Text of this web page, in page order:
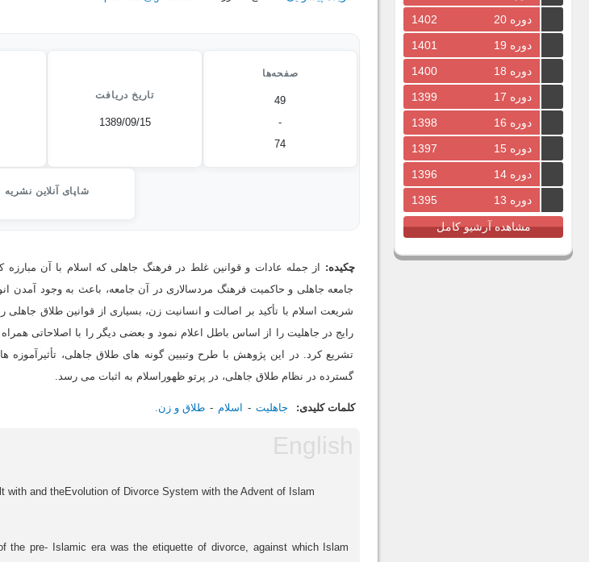
دوره 20
1402
دوره 19
1401
دوره 18
1400
دوره 17
1399
دوره 16
1398
دوره 15
1397
دوره 14
1396
دوره 13
1395
مشاهده آرشیو کامل
صفحه‌ها
49
-
74
تاریخ دریافت
1389/09/15
شاپای آنلاین نشریه
چکیده: از جمله عادات و قوانین غلط در فرهنگ جاهلی که اسلام با آن
جامعه جاهلی و حاکمیت فرهنگ مردسالاری در آن جامعه، باعث به وجود آمدن
شریعت اسلام با تأکید بر اصالت و انسانیت زن، بسیاری از قوانین طلاق
رایج در جاهلیت را از اساس باطل اعلام نمود و بعضی دیگر را با اصلاحاتی
تشریع کرد. در این پژوهش با طرح وتبیین گونه های طلاق جاهلی،
گسترده در نظام طلاق جاهلی، در پرتو ظهوراسلام به اثبات می رسد.
کلمات کلیدی: جاهلیت اسلام طلاق و زن.
with and theEvolution of Divorce System with the Advent of Islam
the pre- Islamic era was the etiquette of divorce, against which Islam